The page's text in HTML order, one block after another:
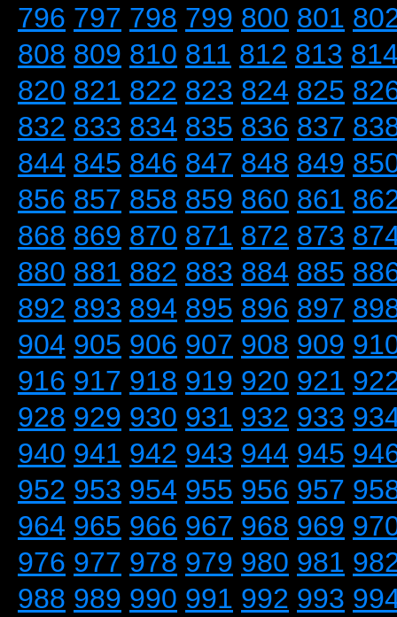
796 797 798 799 800 801
808 809 810 811 812 813
820 821 822 823 824 825
832 833 834 835 836 837
844 845 846 847 848 849
856 857 858 859 860 861
868 869 870 871 872 873
880 881 882 883 884 885
892 893 894 895 896 897
904 905 906 907 908 909
916 917 918 919 920 921
928 929 930 931 932 933
940 941 942 943 944 945
952 953 954 955 956 957
964 965 966 967 968 969
976 977 978 979 980 981
988 989 990 991 992 993